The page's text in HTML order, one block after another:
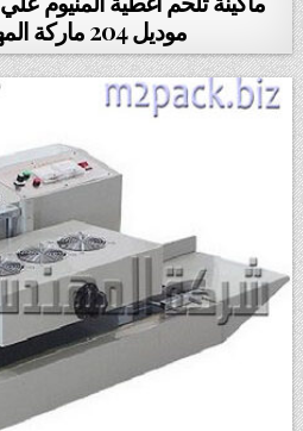
موديل 204 ماركة المهندس منسى